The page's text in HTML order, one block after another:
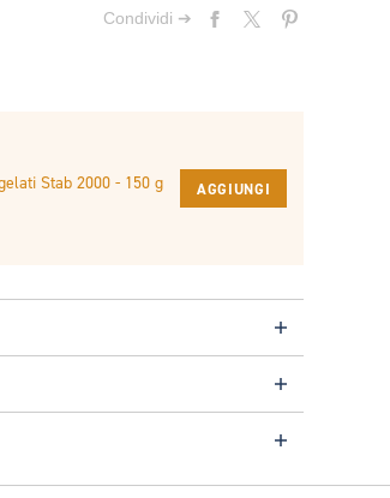
Condividi ➔
Stab 2000 - 150 g
AGGIUNGI